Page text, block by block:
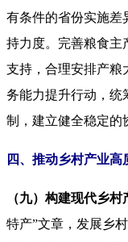
有条件的省份实施差
持力度。完善粮食主
支持，合理安排产粮
务能力提升行动，统
制，建立健全稳定的
四、推动乡村产业
（九）构建现代乡村
特产”文章，发展乡